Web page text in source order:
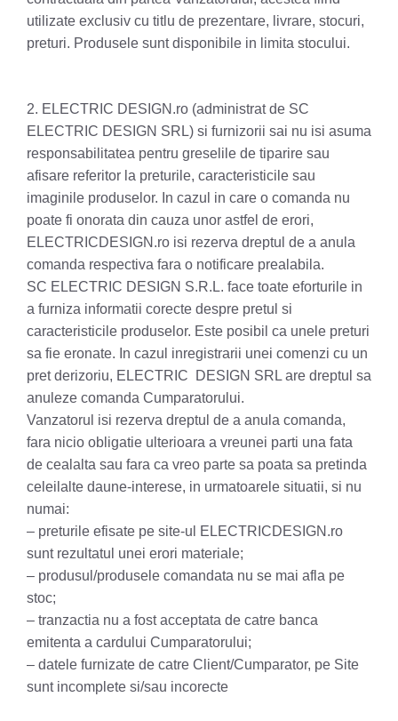
utilizate exclusiv cu titlu de prezentare, livrare, stocuri,
preturi. Produsele sunt disponibile in limita stocului.
2. ELECTRIC DESIGN.ro (administrat de SC
ELECTRIC DESIGN SRL) si furnizorii sai nu isi asuma
responsabilitatea pentru greselile de tiparire sau
afisare referitor la preturile, caracteristicile sau
imaginile produselor. In cazul in care o comanda nu
poate fi onorata din cauza unor astfel de erori,
ELECTRICDESIGN.ro isi rezerva dreptul de a anula
comanda respectiva fara o notificare prealabila.
SC ELECTRIC DESIGN S.R.L. face toate eforturile in
a furniza informatii corecte despre pretul si
caracteristicile produselor. Este posibil ca unele preturi
sa fie eronate. In cazul inregistrarii unei comenzi cu un
pret derizoriu, ELECTRIC DESIGN SRL are dreptul sa
anuleze comanda Cumparatorului.
Vanzatorul isi rezerva dreptul de a anula comanda,
fara nicio obligatie ulterioara a vreunei parti una fata
de cealalta sau fara ca vreo parte sa poata sa pretinda
celeilalte daune-interese, in urmatoarele situatii, si nu
numai:
– preturile efisate pe site-ul ELECTRICDESIGN.ro
sunt rezultatul unei erori materiale;
– produsul/produsele comandata nu se mai afla pe
stoc;
– tranzactia nu a fost acceptata de catre banca
emitenta a cardului Cumparatorului;
– datele furnizate de catre Client/Cumparator, pe Site
sunt incomplete si/sau incorecte